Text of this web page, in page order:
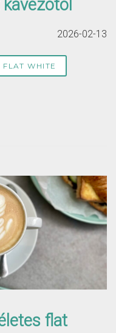
2026-02-13
FLAT WHITE
flat